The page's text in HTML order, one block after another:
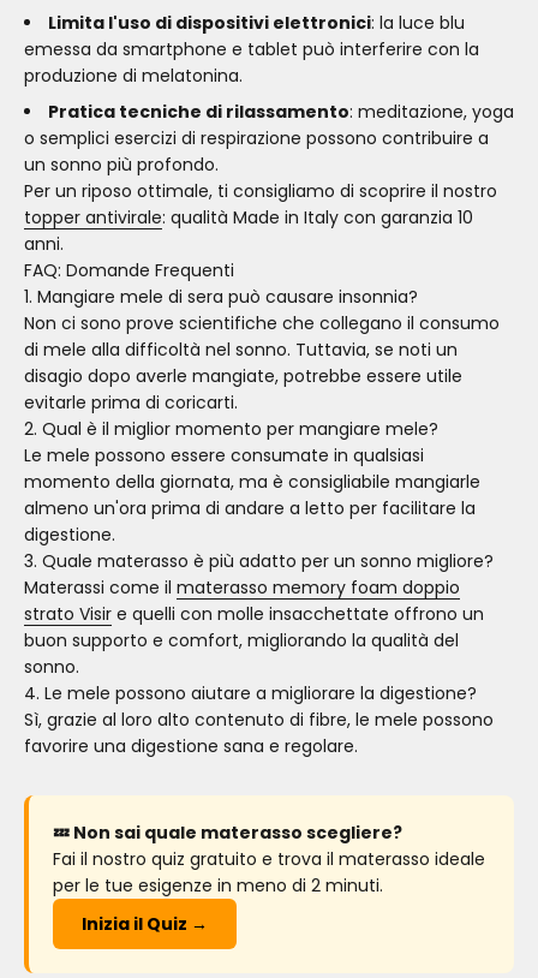
Limita l'uso di dispositivi elettronici: la luce blu
emessa da smartphone e tablet può interferire con la
produzione di melatonina.
Pratica tecniche di rilassamento: meditazione, yoga
o semplici esercizi di respirazione possono contribuire a
un sonno più profondo.
Per un riposo ottimale, ti consigliamo di scoprire il nostro
topper antivirale: qualità Made in Italy con garanzia 10
anni.
FAQ: Domande Frequenti
1. Mangiare mele di sera può causare insonnia?
Non ci sono prove scientifiche che collegano il consumo
di mele alla difficoltà nel sonno. Tuttavia, se noti un
disagio dopo averle mangiate, potrebbe essere utile
evitarle prima di coricarti.
2. Qual è il miglior momento per mangiare mele?
Le mele possono essere consumate in qualsiasi
momento della giornata, ma è consigliabile mangiarle
almeno un'ora prima di andare a letto per facilitare la
digestione.
3. Quale materasso è più adatto per un sonno migliore?
Materassi come il materasso memory foam doppio
strato Visir e quelli con molle insacchettate offrono un
buon supporto e comfort, migliorando la qualità del
sonno.
4. Le mele possono aiutare a migliorare la digestione?
Sì, grazie al loro alto contenuto di fibre, le mele possono
favorire una digestione sana e regolare.
💤 Non sai quale materasso scegliere?
Fai il nostro quiz gratuito e trova il materasso ideale
per le tue esigenze in meno di 2 minuti.
Inizia il Quiz →